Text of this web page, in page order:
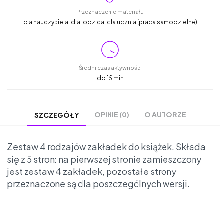
Przeznaczenie materiału
dla nauczyciela, dla rodzica, dla ucznia (praca samodzielne)
Średni czas aktywności
do 15 min
SZCZEGÓŁY OPINIE (0) O AUTORZE
Zestaw 4 rodzajów zakładek do książek. Składa
się z 5 stron: na pierwszej stronie zamieszczony
jest zestaw 4 zakładek, pozostałe strony
przeznaczone są dla poszczególnych wersji.